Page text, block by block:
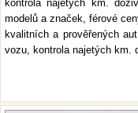
kontrola najetých km.
modelů a značek, férové
kvalitních a prověřených
vozu, kontrola najetých km.